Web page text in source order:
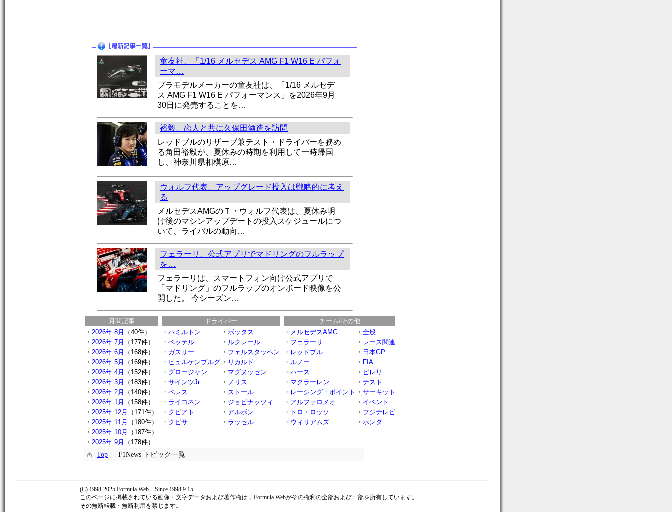
童友社、「1/16 メルセデス AMG F1 W16 E パフォ
ーマ…
プラモデルメーカーの童友社は、「1/16 メルセデ
ス AMG F1 W16 E パフォーマンス」を2026年9月
30日に発売することを…
裕毅、恋人と共に久保田酒造を訪問
レッドブルのリザーブ兼テスト・ドライバーを務め
る角田裕毅が、夏休みの時期を利用して一時帰国
し、神奈川県相模原…
ウォルフ代表、アップグレード投入は戦略的に考え
る
メルセデスAMGのＴ・ウォルフ代表は、夏休み明
け後のマシンアップデートの投入スケジュールにつ
いて、ライバルの動向…
フェラーリ、公式アプリでマドリングのフルラップ
を…
フェラーリは、スマートフォン向け公式アプリで
「マドリング」のフルラップのオンボード映像を公
開した。 今シーズン…
月間記事 ドライバー
チーム/その他
・ 2026年 8月
（40件）
・ 2026年 7月
（177件）
・ 2026年 6月
（168件）
・ 2026年 5月
（169件）
・ 2026年 4月
（152件）
・ 2026年 3月
（183件）
・ 2026年 2月
（140件）
・ 2026年 1月
（158件）
・ 2025年 12月
（171件）
・ 2025年 11月
（180件）
・ 2025年 10月
（187件）
・ 2025年 9月 （178件）
・ ハミルトン
・ ベッテル
・ ガスリー
・ ヒュルケンブルグ
・ グロージャン
・ サインツJr
・ ペレス
・ ライコネン
・ クビアト
・ クビサ
・ ボッタス
・ ルクレール
・ フェルスタッペン
・ リカルド
・ マグヌッセン
・ ノリス
・ ストール
・ ジョビナッツィ
・ アルボン
・ ラッセル
・ メルセデスAMG
・ フェラーリ
・ レッドブル
・ ルノー
・ ハース
・ マクラーレン
・ レーシング・ポイント
・ アルファロメオ
・ トロ・ロッソ
・ ウィリアムズ
・ 全般
・ レース関連
・ 日本GP
・ FIA
・ ピレリ
・ テスト
・ サーキット
・ イベント
・ フジテレビ
・ ホンダ
Top F1News トピック一覧
(C) 1998-2025 Formula Web Since 1998.9.15
このページに掲載されている画像・文字データおよび著作権は，Formula Webがその権利の全部および一部を所有しています。
その無断転載・無断利用を禁じます。